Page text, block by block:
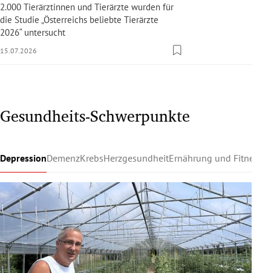
2.000 Tierärztinnen und Tierärzte wurden für
die Studie „Österreichs beliebte Tierärzte
2026“ untersucht
15.07.2026
Gesundheits-Schwerpunkte
DepressionDemenzKrebsHerzgesundheitErnährung und Fitness